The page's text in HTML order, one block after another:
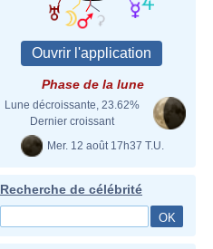
Phase de la lune
Lune décroissante, 23.62%
Dernier croissant
Mer. 12 août 17h37 T.U.
Recherche de célébrité